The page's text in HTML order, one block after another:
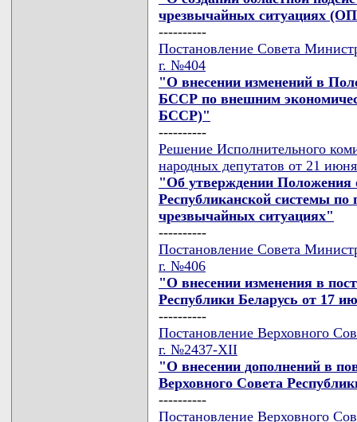
чрезвычайных ситуациях
----------
Постановление Совета
г. №404
"О внесении изменений в
БССР по внешним
БССР)"
----------
Решение Исполнительного
народных депутатов от 21
"Об утверждении Положения
Республиканской системы
чрезвычайных ситуациях"
----------
Постановление Совета
г. №406
"О внесении изменения в
Республики Беларусь от 17
----------
Постановление Верховного
г. №2437-XII
"О внесении дополнений в
Верховного Совета
----------
Постановление Верховного